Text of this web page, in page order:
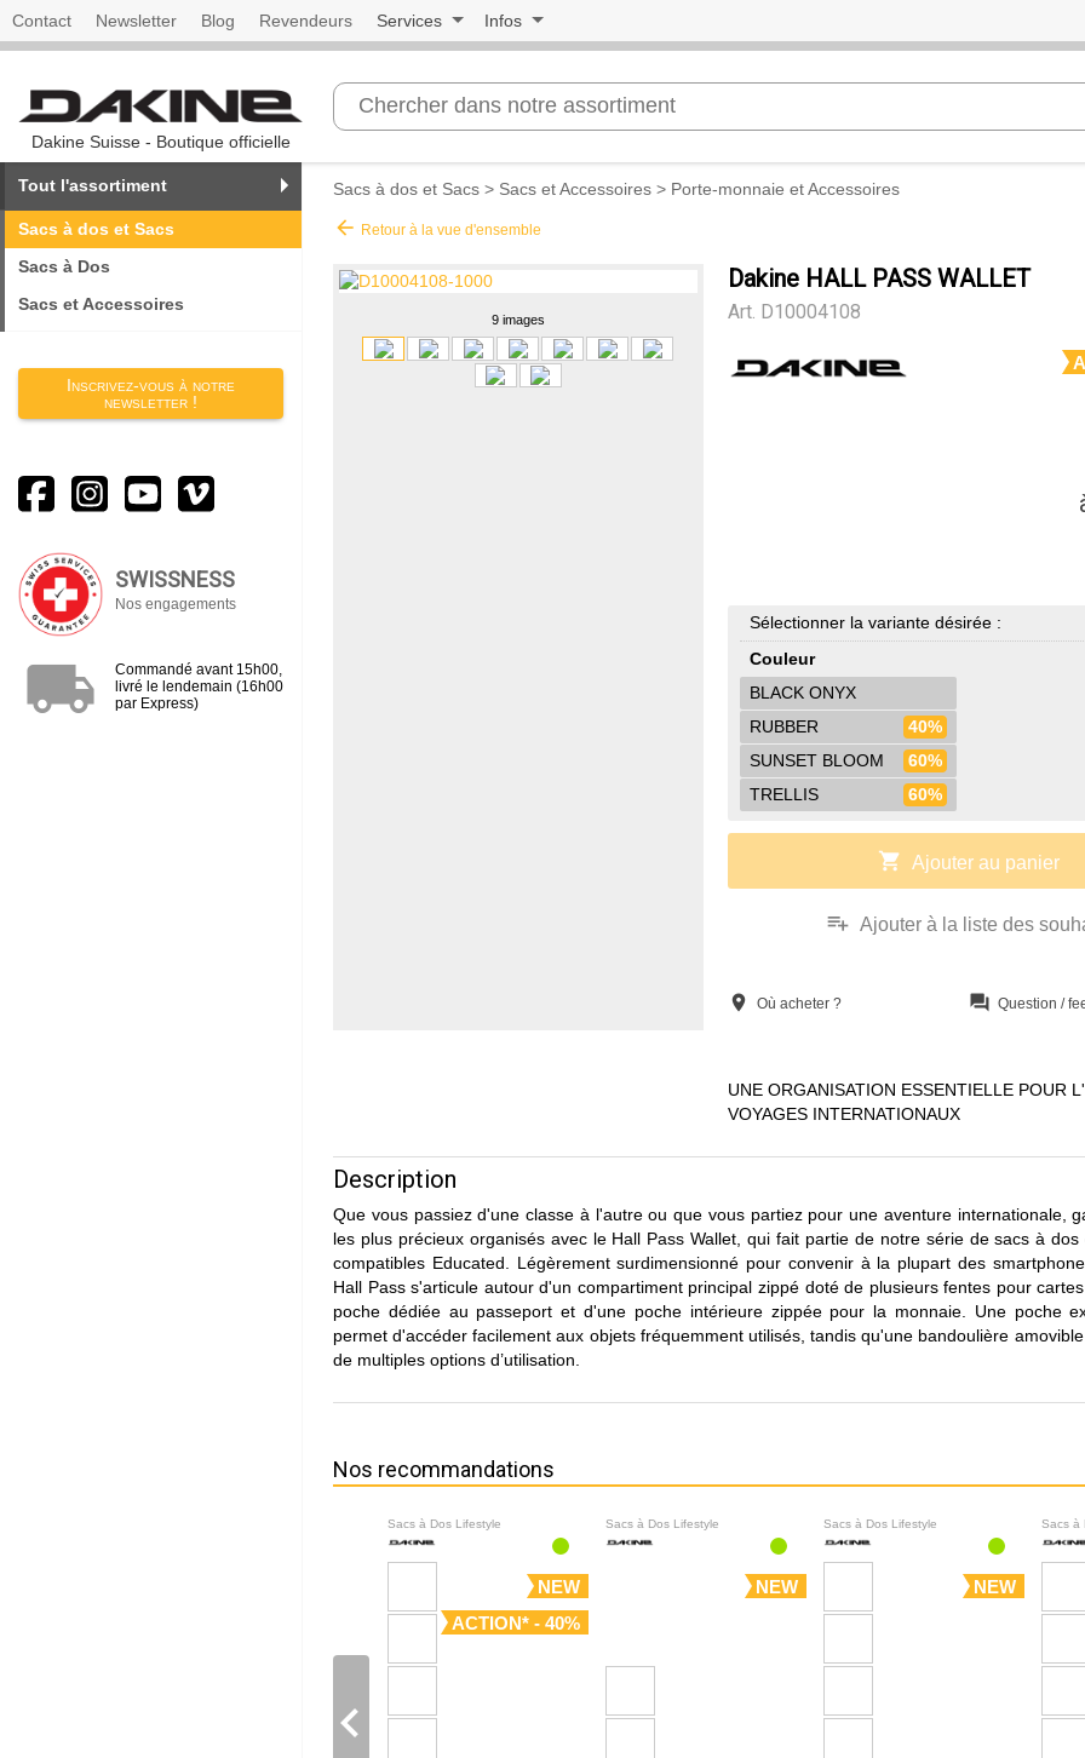
Contact Newsletter Blog Revendeurs Services Infos
Dakine Suisse - Boutique officielle
Tout l'assortiment
Sacs à dos et Sacs
Sacs à Dos
Sacs et Accessoires
Inscrivez-vous à notre
newsletter !
SWISSNESS
Nos engagements
local_shipping
Commandé avant 15h00,
livré le lendemain (16h00
par Express)
Sacs à dos et Sacs > Sacs et Accessoires > Porte-monnaie et Accessoires
arrow_back Retour à la vue d'ensemble
9 images
Dakine HALL PASS WALLET
Art. D10004108
Sélectionner la variante désirée :
Couleur
BLACK ONYX
RUBBER
40%
SUNSET BLOOM
60%
TRELLIS
60%
shopping_cart Ajouter au panier
playlist_add Ajouter à la liste des
location_on Où acheter ? question_answer Question /
UNE ORGANISATION ESSENTIELLE POUR
VOYAGES INTERNATIONAUX
Description
Que vous passiez d'une classe à l'autre ou que vous partiez pour une aventure internationale,
les plus précieux organisés avec le Hall Pass Wallet, qui fait partie de notre série de sacs à dos
compatibles Educated. Légèrement surdimensionné pour convenir à la plupart des
Hall Pass s'articule autour d'un compartiment principal zippé doté de plusieurs fentes pour
poche dédiée au passeport et d'une poche intérieure zippée pour la monnaie. Une poche
permet d'accéder facilement aux objets fréquemment utilisés, tandis qu'une bandoulière
de multiples options d’utilisation.
Nos recommandations
Sacs à Dos Lifestyle
NEW
ACTION* - 40%
Sacs à Dos Lifestyle
NEW
Sacs à Dos Lifestyle
NEW
Sacs à
navigate_before